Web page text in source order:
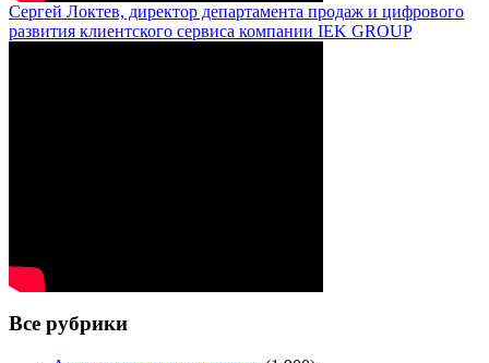
Сергей Локтев, директор департамента продаж и цифрового
развития клиентского сервиса компании IEK GROUP
Все рубрики